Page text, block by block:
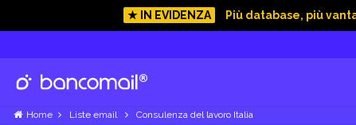
★ IN EVIDENZA Più database, più
Home Liste email Consulenza del lavoro Italia